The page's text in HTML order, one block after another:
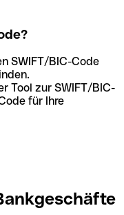
SWIFT/BIC-Code
Tool zur SWIFT/BIC-
für Ihre